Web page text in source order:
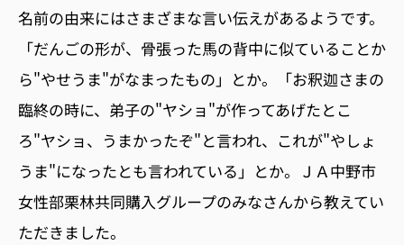
名前の由来にはさまざまな言い伝えがあるようです。
「だんごの形が、骨張った馬の背中に似ていることか
ら"やせうま"がなまったもの」とか。「お釈迦さまの
臨終の時に、弟子の"ヤショ"が作ってあげたとこ
ろ"ヤショ、うまかったぞ"と言われ、これが"やしょ
うま"になったとも言われている」とか。ＪＡ中野市
女性部栗林共同購入グループのみなさんから教えてい
ただきました。